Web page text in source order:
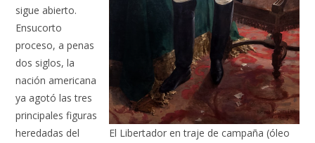
El Libertador en traje de campaña (óleo
sigue abierto.
Ensucorto
proceso, a penas
dos siglos, la
nación americana
ya agotó las tres
principales figuras
heredadas del